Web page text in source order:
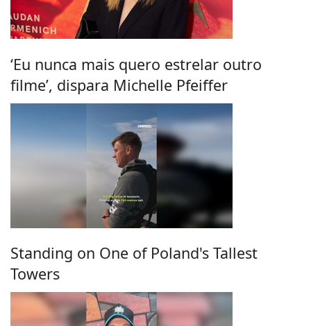
‘Eu nunca mais quero estrelar outro
filme’, dispara Michelle Pfeiffer
Standing on One of Poland's Tallest
Towers